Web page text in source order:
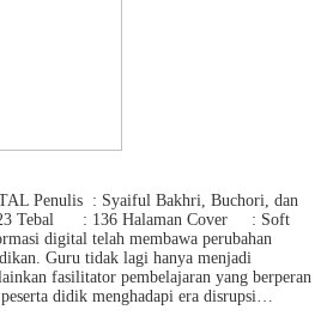
Penulis : Syaiful Bakhri, Buchori, dan
Tebal : 136 Halaman Cover : Soft
digital telah membawa perubahan
Guru tidak lagi hanya menjadi
fasilitator pembelajaran yang berperan
didik menghadapi era disrupsi…